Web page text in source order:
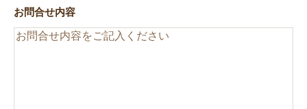
お問合せ内容